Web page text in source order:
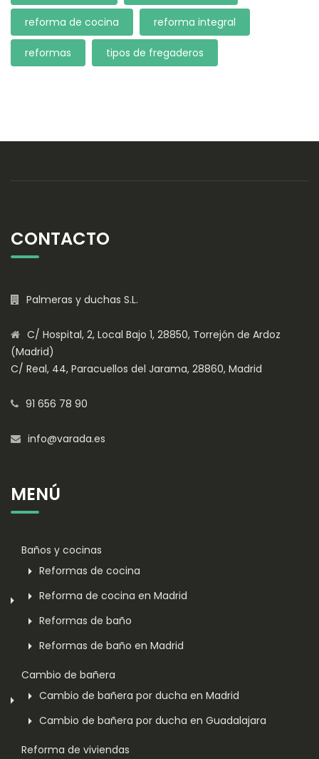
reforma de cocina reforma integral
reformas tipos de fregaderos
CONTACTO
Palmeras y duchas S.L.
C/ Hospital, 2, Local Bajo 1, 28850, Torrejón de Ardoz
(Madrid)
C/ Real, 44, Paracuellos del Jarama, 28860, Madrid
91 656 78 90
info@varada.es
MENÚ
Baños y cocinas
Reformas de cocina
Reforma de cocina en Madrid
Reformas de baño
Reformas de baño en Madrid
Cambio de bañera
Cambio de bañera por ducha en Madrid
Cambio de bañera por ducha en Guadalajara
Reforma de viviendas